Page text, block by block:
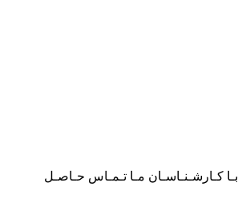
کـارشـنـاسـان مـا تـمـاس حـاصـل